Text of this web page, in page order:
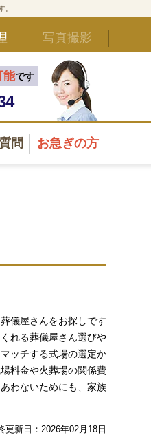
写真撮影
能です
問 お急ぎの方
儀屋さんをお探しです
れる葬儀屋さん選びや
ッチする式場の選定か
料金や火葬場の関係費
わないためにも、家族
更新日： 2026年02月18日